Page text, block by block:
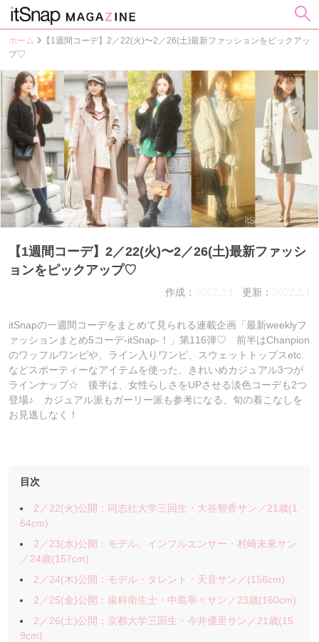
ホーム
【1週間コーデ】2／22(火)〜2／26(土)最新ファッションをピックアッ
プ♡
【1週間コーデ】2／22(火)〜2／26(土)最新ファッシ
ョンをピックアップ♡
作成：2022.3.1 更新：2022.3.1
itSnapの一週間コーデをまとめて見られる連載企画「最新weeklyフ
ァッションまとめ5コーデ-itSnap-！」第116弾♡ 前半はChanpion
のワッフルワンピや、ライン入りワンピ、スウェットトップスetc.
などスポーティーなアイテムを使った、きれいめカジュアル3つが
ラインナップ☆ 後半は、女性らしさをUPさせる淡色コーデも2つ
登場♪ カジュアル派もガーリー派も参考になる、旬の着こなしを
お見逃しなく！
目次
2／22(火)公開：同志社大学三回生・大谷智香サン／21歳(1
64cm)
2／23(水)公開：モデル、インフルエンサー・村崎未來サン
／24歳(157cm)
2／24(木)公開：モデル・タレント・天音サン／(156cm)
2／25(金)公開：歯科衛生士・中島寧々サン／23歳(160cm)
2／26(土)公開：京都大学三回生・今井優里サン／21歳(15
9cm)